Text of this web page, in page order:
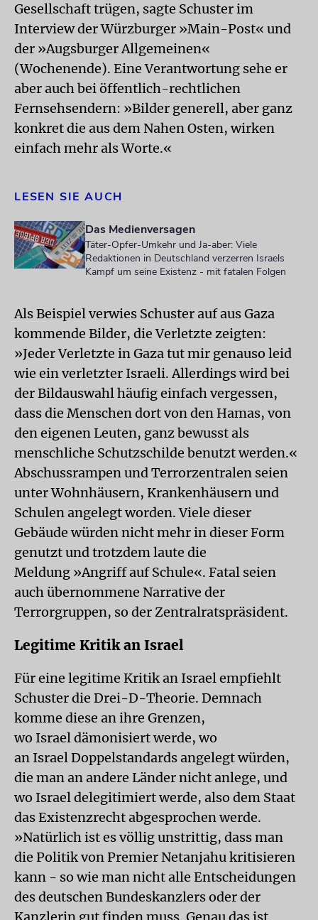
Gesellschaft trügen, sagte Schuster im
Interview der Würzburger »Main-Post« und
der »Augsburger Allgemeinen«
(Wochenende). Eine Verantwortung sehe er
aber auch bei öffentlich-rechtlichen
Fernsehsendern: »Bilder generell, aber ganz
konkret die aus dem Nahen Osten, wirken
einfach mehr als Worte.«
LESEN SIE AUCH
Das Medienversagen
Täter-Opfer-Umkehr und Ja-aber: Viele
Redaktionen in Deutschland verzerren Israels
Kampf um seine Existenz - mit fatalen Folgen
Als Beispiel verwies Schuster auf aus Gaza
kommende Bilder, die Verletzte zeigten:
»Jeder Verletzte in Gaza tut mir genauso leid
wie ein verletzter Israeli. Allerdings wird bei
der Bildauswahl häufig einfach vergessen,
dass die Menschen dort von den Hamas, von
den eigenen Leuten, ganz bewusst als
menschliche Schutzschilde benutzt werden.«
Abschussrampen und Terrorzentralen seien
unter Wohnhäusern, Krankenhäusern und
Schulen angelegt worden. Viele dieser
Gebäude würden nicht mehr in dieser Form
genutzt und trotzdem laute die
Meldung »Angriff auf Schule«. Fatal seien
auch übernommene Narrative der
Terrorgruppen, so der Zentralratspräsident.
Legitime Kritik an Israel
Für eine legitime Kritik an Israel empfiehlt
Schuster die Drei-D-Theorie. Demnach
komme diese an ihre Grenzen,
wo Israel dämonisiert werde, wo
an Israel Doppelstandards angelegt würden,
die man an andere Länder nicht anlege, und
wo Israel delegitimiert werde, also dem Staat
das Existenzrecht abgesprochen werde.
»Natürlich ist es völlig unstrittig, dass man
die Politik von Premier Netanjahu kritisieren
kann - so wie man nicht alle Entscheidungen
des deutschen Bundeskanzlers oder der